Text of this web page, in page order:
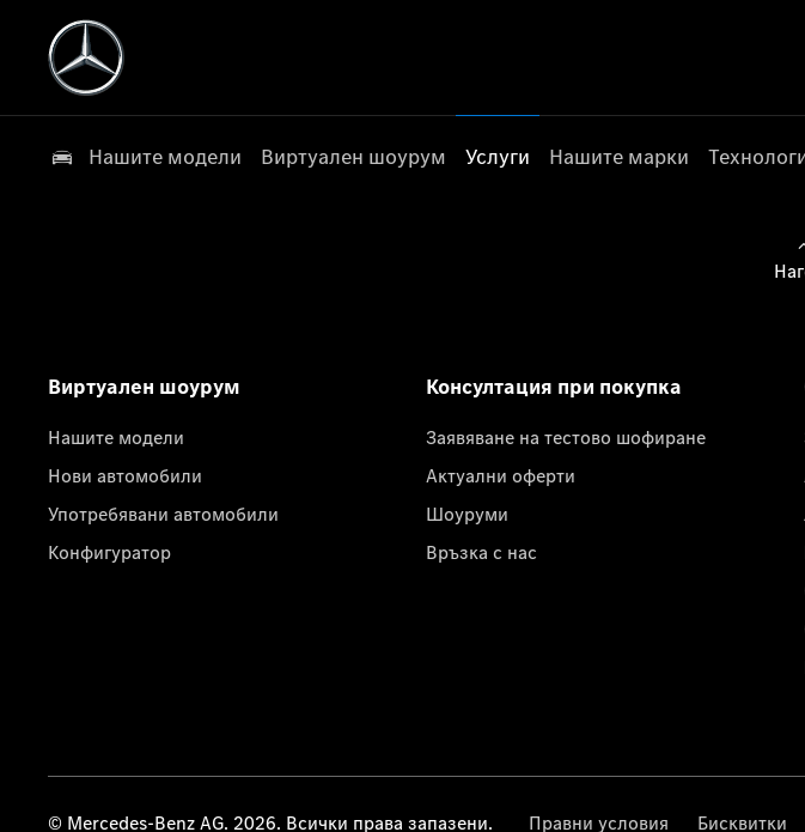
Нашите модели Виртуален шоурум Услуги Нашите марки
Виртуален шоурум
Нашите модели
Нови автомобили
Употребявани автомобили
Конфигуратор
Консултация при покупка
Заявяване на тестово шофиране
Актуални оферти
Шоуруми
Връзка с нас
© Mercedes-Benz AG. 2026. Всички права запазени. Правни условия Бисквитки